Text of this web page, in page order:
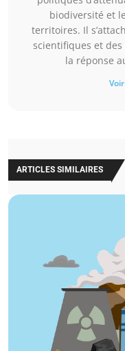
biodiversité et
territoires. Il
scientifiques et
la réponse
ARTICLES SIMILAIRES